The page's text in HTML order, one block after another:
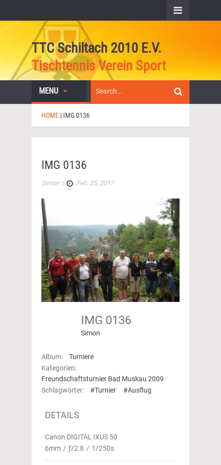
TTC Schiltach 2010 E.V.
Tischtennis Verein Sport
MENU
HOME | IMG 0136
IMG 0136
Simon| Feb. 25, 2017
IMG 0136
Simon
Album:
Turniere
Kategorien:
Freundschaftsturnier Bad Muskau 2009
Schlagwörter:
#Turnier #Ausflug
DETAILS
Canon DIGITAL IXUS 50
6mm / ƒ/2.8 / 1/250s